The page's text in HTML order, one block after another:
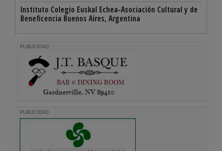
Instituto Colegio Euskal Echea-Asociación Cultural y de
Beneficencia Buenos Aires, Argentina
PUBLICIDAD
PUBLICIDAD